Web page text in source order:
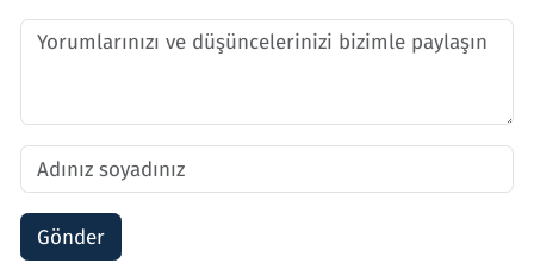
Gönder